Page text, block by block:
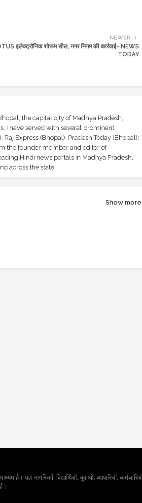
NEWER
इलेक्ट्रॉनिक शोरूम सील, नगर निगम की कार्रवाई- NEWS
TODAY
the capital city of Madhya Pradesh,
I have served with several prominent
Express (Bhopal), Pradesh Today (Bhopal);
the founder member and editor of
Hindi news portals in Madhya Pradesh,
across the state.
Show more
है। यहां नागरिकों, विद्यार्थियों, युवाओं, व्यापारियों,